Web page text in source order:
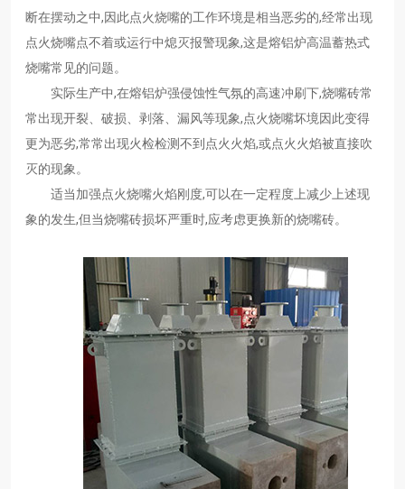
断在摆动之中,因此点火烧嘴的工作环境是相当恶劣的,经常出现
点火烧嘴点不着或运行中熄灭报警现象,这是熔铝炉高温蓄热式
烧嘴常见的问题。
实际生产中,在熔铝炉强侵蚀性气氛的高速冲刷下,烧嘴砖常
常出现开裂、破损、剥落、漏风等现象,点火烧嘴坏境因此变得
更为恶劣,常常出现火检检测不到点火火焰,或点火火焰被直接吹
灭的现象。
适当加强点火烧嘴火焰刚度,可以在一定程度上减少上述现
象的发生,但当烧嘴砖损坏严重时,应考虑更换新的烧嘴砖。